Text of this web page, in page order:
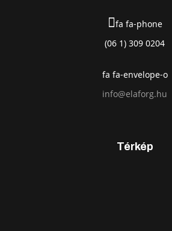
fa fa-phone
(06 1) 309 0204
fa fa-envelope-o
info@elaforg.hu
Térkép